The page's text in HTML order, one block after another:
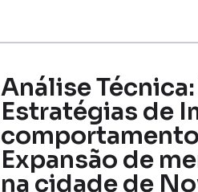
Análise
Estratégias de
Expansão de
na cidade de